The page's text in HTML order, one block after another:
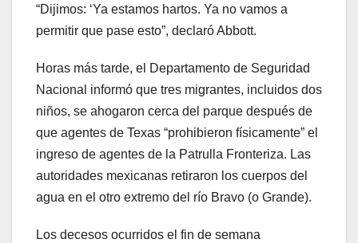
“Dijimos: ‘Ya estamos hartos. Ya no vamos a
permitir que pase esto”, declaró Abbott.
Horas más tarde, el Departamento de Seguridad
Nacional informó que tres migrantes, incluidos dos
niños, se ahogaron cerca del parque después de
que agentes de Texas “prohibieron físicamente” el
ingreso de agentes de la Patrulla Fronteriza. Las
autoridades mexicanas retiraron los cuerpos del
agua en el otro extremo del río Bravo (o Grande).
Los decesos ocurridos el fin de semana